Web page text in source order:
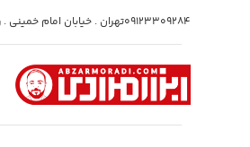
09123309284تهران . خیابان امام خمینی .